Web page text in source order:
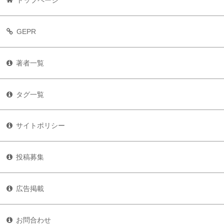
GEPR
著者一覧
タグ一覧
サイトポリシー
投稿募集
広告掲載
お問合わせ